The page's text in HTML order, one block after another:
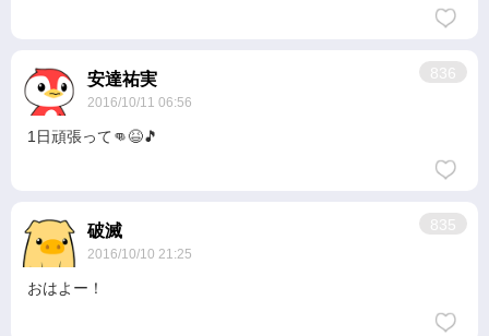
安達祐実
2016/10/11 06:56
836
1日頑張って👊😆🎵
破滅
2016/10/10 21:25
835
おはよー！